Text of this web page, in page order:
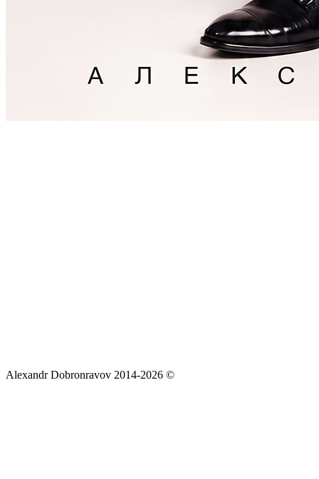
Alexandr Dobronravov 2014-2026 ©